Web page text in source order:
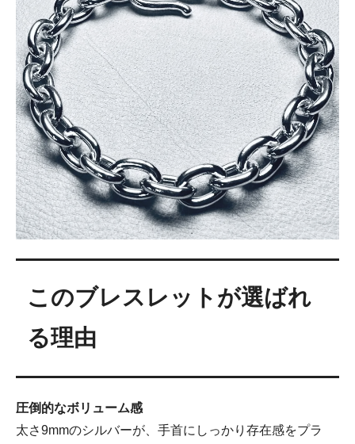
このブレスレットが選ばれ
る理由
圧倒的なボリューム感
太さ9mmのシルバーが、手首にしっかり存在感をプラ